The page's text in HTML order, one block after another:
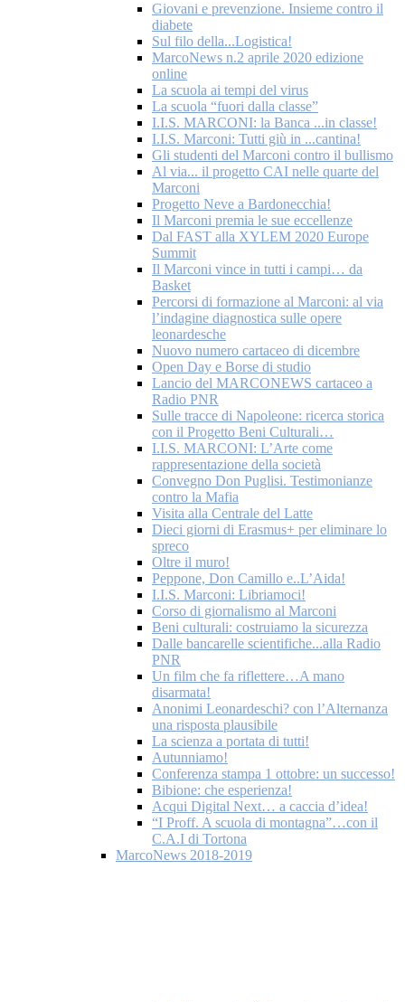
Giovani e prevenzione. Insieme contro il
diabete
Sul filo della...Logistica!
MarcoNews n.2 aprile 2020 edizione
online
La scuola ai tempi del virus
La scuola “fuori dalla classe”
I.I.S. MARCONI: la Banca ...in classe!
I.I.S. Marconi: Tutti giù in ...cantina!
Gli studenti del Marconi contro il bullismo
Al via... il progetto CAI nelle quarte del
Marconi
Progetto Neve a Bardonecchia!
Il Marconi premia le sue eccellenze
Dal FAST alla XYLEM 2020 Europe
Summit
Il Marconi vince in tutti i campi… da
Basket
Percorsi di formazione al Marconi: al via
l’indagine diagnostica sulle opere
leonardesche
Nuovo numero cartaceo di dicembre
Open Day e Borse di studio
Lancio del MARCONEWS cartaceo a
Radio PNR
Sulle tracce di Napoleone: ricerca storica
con il Progetto Beni Culturali…
I.I.S. MARCONI: L’Arte come
rappresentazione della società
Convegno Don Puglisi. Testimonianze
contro la Mafia
Visita alla Centrale del Latte
Dieci giorni di Erasmus+ per eliminare lo
spreco
Oltre il muro!
Peppone, Don Camillo e..L’Aida!
I.I.S. Marconi: Libriamoci!
Corso di giornalismo al Marconi
Beni culturali: costruiamo la sicurezza
Dalle bancarelle scientifiche...alla Radio
PNR
Un film che fa riflettere…A mano
disarmata!
Anonimi Leonardeschi? con l’Alternanza
una risposta plausibile
La scienza a portata di tutti!
Autunniamo!
Conferenza stampa 1 ottobre: un successo!
Bibione: che esperienza!
Acqui Digital Next… a caccia d’idea!
“I Proff. A scuola di montagna”…con il
C.A.I di Tortona
MarcoNews 2018-2019